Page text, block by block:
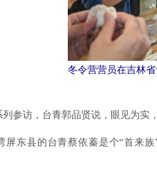
冬令营营员在吉林
访，台青郭品贤说，眼见为实
县的台青蔡依蓁是个“首来族”